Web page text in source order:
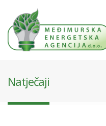
Natječaji